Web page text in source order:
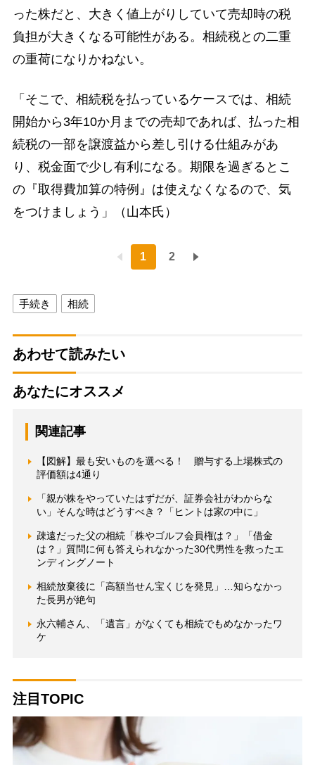
った株だと、大きく値上がりしていて売却時の税
負担が大きくなる可能性がある。相続税との二重
の重荷になりかねない。
「そこで、相続税を払っているケースでは、相続
開始から3年10か月までの売却であれば、払った相
続税の一部を譲渡益から差し引ける仕組みがあ
り、税金面で少し有利になる。期限を過ぎるとこ
の『取得費加算の特例』は使えなくなるので、気
をつけましょう」（山本氏）
1 2
手続き 相続
あわせて読みたい
あなたにオススメ
関連記事
【図解】最も安いものを選べる！ 贈与する上場株式の
評価額は4通り
「親が株をやっていたはずだが、証券会社がわからな
い」そんな時はどうすべき？「ヒントは家の中に」
疎遠だった父の相続「株やゴルフ会員権は？」「借金
は？」質問に何も答えられなかった30代男性を救ったエ
ンディングノート
相続放棄後に「高額当せん宝くじを発見」…知らなかっ
た長男が絶句
永六輔さん、「遺言」がなくても相続でもめなかったワ
ケ
注目TOPIC